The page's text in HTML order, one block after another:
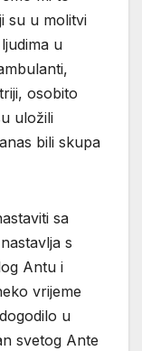
su u molitvi
u
osobito
uložili
bili skupa
sa
s
Antu i
vrijeme
u
svetog Ante